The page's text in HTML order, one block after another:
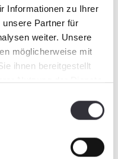
Informationen zu Ihrer
unsere Partner für
weiter. Unsere
möglicherweise mit
ihnen bereitgestellt
Nutzung der Dienste